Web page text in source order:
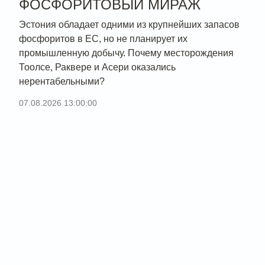
ФОСФОРИТОВЫЙ МИРАЖ
Эстония обладает одними из крупнейших запасов
фосфоритов в ЕС, но не планирует их
промышленную добычу. Почему месторождения
Тоолсе, Раквере и Асери оказались
нерентабельными?
07.08.2026 13:00:00